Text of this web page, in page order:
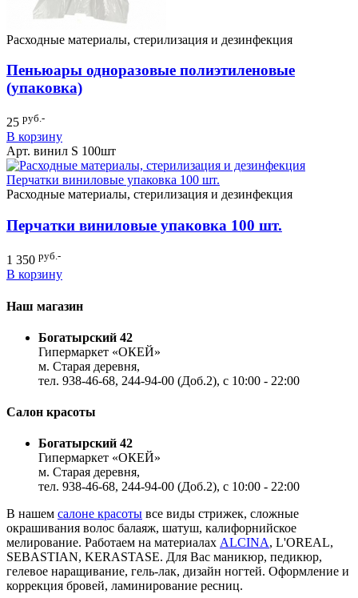
Расходные материалы, стерилизация и дезинфекция
Пеньюары одноразовые полиэтиленовые
(упаковка)
25 руб.-
В корзину
Арт. винил S 100шт
Расходные материалы, стерилизация и дезинфекция
Перчатки виниловые упаковка 100 шт.
1 350 руб.-
В корзину
Наш магазин
Богатырский 42
Гипермаркет «ОКЕЙ»
м. Старая деревня,
тел. 938-46-68, 244-94-00 (Доб.2), c 10:00 - 22:00
Салон красоты
Богатырский 42
Гипермаркет «ОКЕЙ»
м. Старая деревня,
тел. 938-46-68, 244-94-00 (Доб.2), c 10:00 - 22:00
В нашем салоне красоты все виды стрижек, сложные
окрашивания волос балаяж, шатуш, калифорнийское
мелирование. Работаем на материалах ALCINA, L'OREAL,
SEBASTIAN, KERASTASE. Для Вас маникюр, педикюр,
гелевое наращивание, гель-лак, дизайн ногтей. Оформление и
коррекция бровей, ламинирование ресниц.